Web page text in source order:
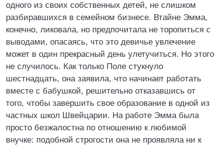
одного из своих собственных детей, не слишком
разбиравшихся в семейном бизнесе. Втайне Эмма,
конечно, ликовала, но предпочитала не торопиться с
выводами, опасаясь, что это девичье увлечение
может в один прекрасный день улетучиться. Но этого
не случилось. Как только Поле стукнуло
шестнадцать, она заявила, что начинает работать
вместе с бабушкой, решительно отказавшись от
того, чтобы завершить свое образование в одной из
частных школ Швейцарии. На работе Эмма была
просто безжалостна по отношению к любимой
внучке: подобной строгости она не проявляла ни к